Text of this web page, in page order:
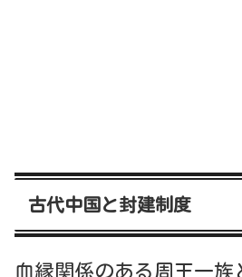
古代中国と封建制度
血縁関係のある周王一族